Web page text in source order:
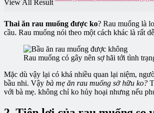
View All Result
Thai ăn rau muống được ko? Rau muống là
cầu. Rau muống nói theo một cách khác là rất
Rau muống có gây nên sợ hãi tới tình
Mặc dù vậy lại có khá nhiều quan lại niệm,
bầu nhi. Vậy bà mẹ ăn rau muống sở hữu ko?
với bà mẹ. không chỉ ko hủy hoại nhưng nếu